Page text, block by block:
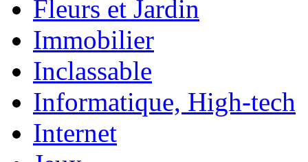
Fleurs et Jardin
Immobilier
Inclassable
Informatique, High-tech
Internet